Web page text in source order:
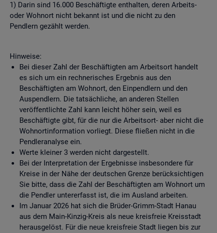
1) Darin sind 16.000 Beschäftigte enthalten, deren Arbeits-
oder Wohnort nicht bekannt ist und die nicht zu den
Pendlern gezählt werden.
Hinweise:
Bei dieser Zahl der Beschäftigten am Arbeitsort handelt
es sich um ein rechnerisches Ergebnis aus den
Beschäftigten am Wohnort, den Einpendlern und den
Auspendlern. Die tatsächliche, an anderen Stellen
veröffentlichte Zahl kann leicht höher sein, weil es
Beschäftigte gibt, für die nur die Arbeitsort- aber nicht die
Wohnortinformation vorliegt. Diese fließen nicht in die
Pendleranalyse ein.
Werte kleiner 3 werden nicht dargestellt.
Bei der Interpretation der Ergebnisse insbesondere für
Kreise in der Nähe der deutschen Grenze berücksichtigen
Sie bitte, dass die Zahl der Beschäftigten am Wohnort um
die Pendler untererfasst ist, die im Ausland arbeiten.
Im Januar 2026 hat sich die Brüder-Grimm-Stadt Hanau
aus dem Main-Kinzig-Kreis als neue kreisfreie Kreisstadt
herausgelöst. Für die neue kreisfreie Stadt liegen bis zur